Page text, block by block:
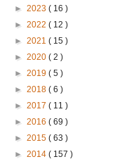
► 2023 ( 16 )
► 2022 ( 12 )
► 2021 ( 15 )
► 2020 ( 2 )
► 2019 ( 5 )
► 2018 ( 6 )
► 2017 ( 11 )
► 2016 ( 69 )
► 2015 ( 63 )
► 2014 ( 157 )